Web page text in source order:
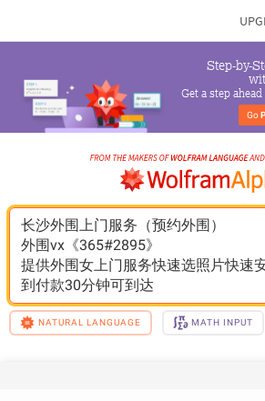
Step-by-
Get a step
Go
长沙外围上门服务（预约外围）
外围vx《365#2895》
提供外围女上门服务快速选照片快速
到付款30分钟可到达
NATURAL LANGUAGE MATH INPUT